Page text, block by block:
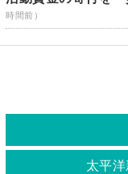
時間前）
太平